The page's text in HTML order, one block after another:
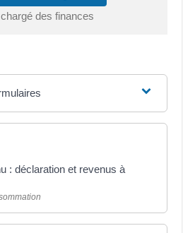
des finances
: déclaration et revenus à